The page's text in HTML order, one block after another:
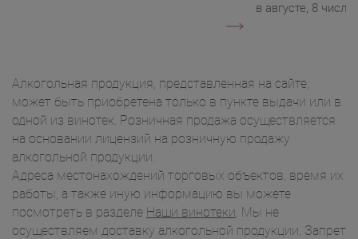
в августе, 8 числа.
Алкогольная продукция, представленная на сайте,
может быть приобретена только в пункте выдачи или в
одной из винотек. Розничная продажа осуществляется
на основании лицензий на розничную продажу
алкогольной продукции.
Адреса местонахождений торговых объектов, время их
работы, а также иную информацию вы можете
посмотреть в разделе Наши винотеки. Мы не
осуществляем доставку алкогольной продукции. Запрет